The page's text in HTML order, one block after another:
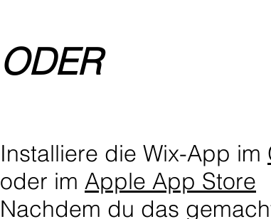
ODER
Installiere die Wix-App im
oder im Apple App Store
Nachdem du das